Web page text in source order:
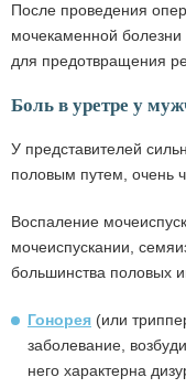
После проведения
мочекаменной
для предотвращения
Боль в уретре у
У представителей
половым путем, очень
Воспаление
мочеиспускании,
большинства половых
Гонорея (или
заболевание,
него характерна